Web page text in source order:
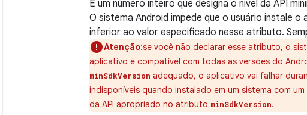
É um número inteiro que designa o nível da API
O sistema Android impede que o usuário instale
inferior ao valor especificado nesse atributo.
Atenção:se você não declarar esse atributo, o
aplicativo é compatível com todas as versões do
minSdkVersion adequado, o aplicativo vai falhar
indisponíveis quando instalado em um sistema com
da API apropriado no atributo minSdkVersion.